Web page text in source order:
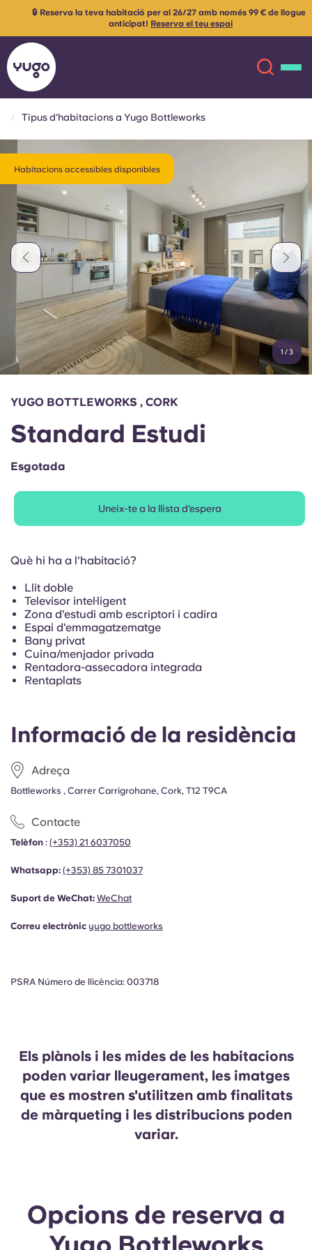
Ubicacions
Més
Compte Llengua
English (GB)
Chinese
Català
French
Portuguese
Selecciona un país
Reserva ara
English (US)
Chinese Español
Català Deutsch
Italian French
Portuguese
🔒 Reserva la teva habitació per al 26/27 amb només 99 € de lloguer
anticipat! Reserva el teu espai
Tipus d'habitacions a Yugo Bottleworks
Habitacions accessibles disponibles
1 /3
Informació de la residència
Adreça
Bottleworks , Carrer Carrigrohane, Cork, T12 T9CA
Contacte
Telèfon : (+353) 21 6037050
Whatsapp: (+353) 85 7301037
Suport de WeChat: WeChat
Correu electrònic yugo bottleworks
PSRA Número de llicència: 003718
YUGO BOTTLEWORKS , CORK
Standard Estudi
Esgotada
Uneix-te a la llista d'espera
Què hi ha a l'habitació?
Llit doble
Televisor intel·ligent
Zona d'estudi amb escriptori i cadira
Espai d'emmagatzematge
Bany privat
Cuina/menjador privada
Rentadora-assecadora integrada
Rentaplats
Els plànols i les mides de les habitacions
poden variar lleugerament, les imatges
que es mostren s'utilitzen amb finalitats
de màrqueting i les distribucions poden
variar.
Opcions de reserva a